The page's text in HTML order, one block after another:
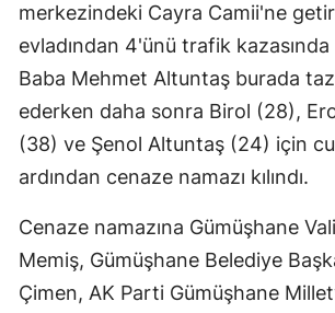
Kars
Kayseri
Kırklareli
Konya
merkezindeki Cayra Camii'ne
evladından 4'ünü trafik
Baba Mehmet Altuntaş burada
ederken daha sonra Birol (28),
(38) ve Şenol Altuntaş (24) için
ardından cenaze namazı kılındı.
Cenaze namazına Gümüşhane
Memiş, Gümüşhane Belediye
Çimen, AK Parti Gümüşhane